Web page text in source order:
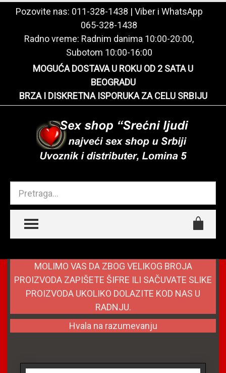
Pozovite nas: 011-328-1438 | Viber i WhatsApp
065-328-1438
Radno vreme: Radnim danima 10:00-20:00,
Subotom 10:00-16:00
MOGUĆA DOSTAVA U ROKU OD 2 SATA U
BEOGRADU
BRZA I DISKRETNA ISPORUKA ZA CELU SRBIJU
TOGGLE MENU
MOLIMO VAS DA ZBOG VELIKOG BROJA
PROIZVODA ZAPIŠETE ŠIFRE ILI SAČUVATE SLIKE
PROIZVODA UKOLIKO DOLAZITE KOD NAS U
RADNJU.
Hvala na razumevanju